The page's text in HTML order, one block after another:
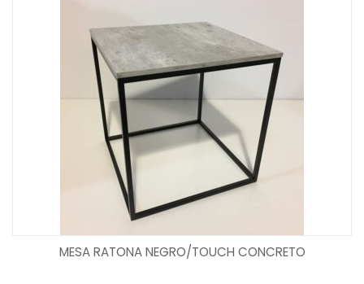
MESA RATONA NEGRO/TOUCH CONCRETO